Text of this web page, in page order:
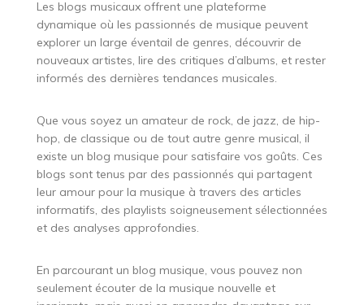
Les blogs musicaux offrent une plateforme
dynamique où les passionnés de musique peuvent
explorer un large éventail de genres, découvrir de
nouveaux artistes, lire des critiques d’albums, et rester
informés des dernières tendances musicales.
Que vous soyez un amateur de rock, de jazz, de hip-
hop, de classique ou de tout autre genre musical, il
existe un blog musique pour satisfaire vos goûts. Ces
blogs sont tenus par des passionnés qui partagent
leur amour pour la musique à travers des articles
informatifs, des playlists soigneusement sélectionnées
et des analyses approfondies.
En parcourant un blog musique, vous pouvez non
seulement écouter de la musique nouvelle et